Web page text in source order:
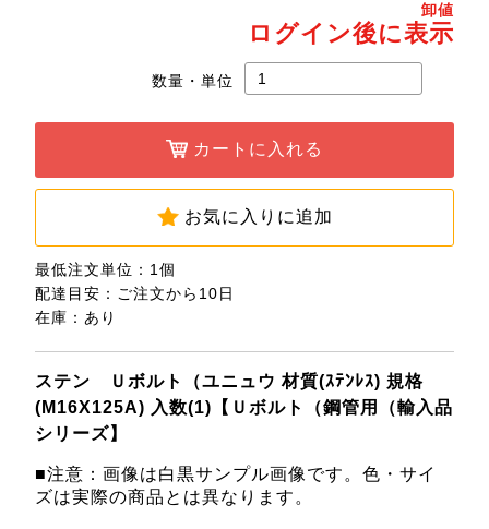
卸値
ログイン後に表示
数量・単位
カートに入れる
お気に入りに追加
最低注文単位：1個
配達目安：ご注文から10日
在庫：あり
ステン Ｕボルト（ユニュウ 材質(ｽﾃﾝﾚｽ) 規格
(M16X125A) 入数(1)【Ｕボルト（鋼管用（輸入品
シリーズ】
■注意：画像は白黒サンプル画像です。色・サイ
ズは実際の商品とは異なります。